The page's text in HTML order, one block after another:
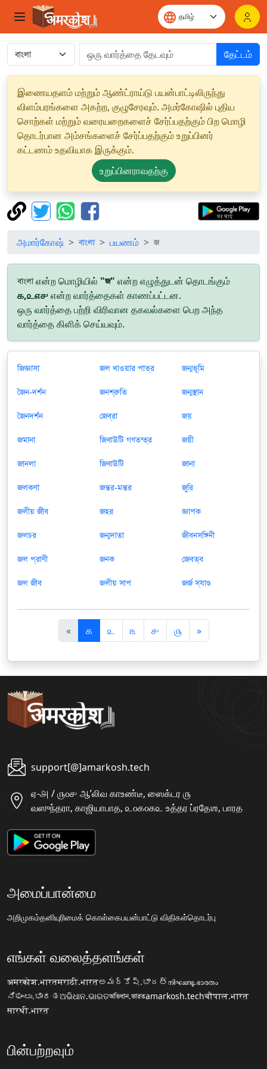
தேட்டம்
இணையதளம் மற்றும் ஆண்ட்ராய்டு பயன்பாட்டிலிருந்து
விளம்பரங்களை அகற்ற, குழுசேரவும். அமர்கோஷில் புதிய
சொற்கள் மற்றும் வரையறைகளைச் சேர்ப்பதற்கும் பிற மொழி
தொடர்பான அம்சங்களைச் சேர்ப்பதற்கும் உறுப்பினர்
கட்டணம் உதவியாக இருக்கும்.
உறுப்பினராவதற்கு
அமார்கோஷ் বাংলা பயணம் জ
বাংলা என்ற மொழியில் "জ" என்ற எழுத்துடன் தொடங்கும்
௧,௨௭௪என்ற வார்த்தைகள் காணப்பட்டன.
ஒரு வார்த்தை பற்றி விரிவான தகவல்களை பெற அந்த
வார்த்தை கிளிக் செய்யவும்.
জিজ্ঞাসা
জৈন-দর্শন
জৈনদর্শন
জমানা
জানলা
জলকণা
জলীয় জীব
জলচর
জল প্রাণী
জল জীব
জল খাওয়ার পাত্র
জনশ্রুতি
জেব্রা
জিবাউটি গণতন্ত্র
জিবাউটি
জন্তর-মন্তর
জহর
জন্মদাতা
জনক
জলীয় সাপ
জন্মভূমি
জন্মস্থান
জয়
জয়ী
জানা
জুরি
জ্ঞাপক
জীবনসঙ্গিনী
জেবত্ব
জর্জ স্যাণ্ড
«पि
छ
ला
௧ ௨ ௩ ௪ ௫ »अ
ग
ला
support[@]amarkosh.tech
ஏ-௮ / ௫௦௪ ஆʼலிவ காஉண்டீ, ஸைக்டர ௫
வஸுந்தரா, காஜியாபாத, ௨௦௧௦௧௨ உத்தர ப்ரதேஶ, பாரத
அமைப்பான்மை
அறிமுகம்தனியுரிமைக் கொள்கைபயன்பாட்டு விதிகள்தொடர்பு
எங்கள் வலைத்தளங்கள்
अमरकोश.भारतमराठी.भारतఅమర్కోష్.భారత్നിഘണ്ടു.ഭാരതം
ನಿಘಂಟು.ಭಾರತଅଭିଧାନ.ଭାରତঅভিধান.ভারতamarkosh.techचौपाल.भारत
सारथी.भारत
பின்பற்றவும்